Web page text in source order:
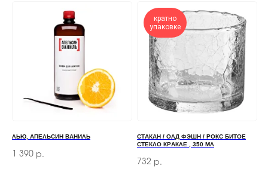
ЛЬЮ, АПЕЛЬСИН ВАНИЛЬ
1 390 р.
кратно
упаковке
СТАКАН / ОЛД ФЭШН / РОКС БИТОЕ
СТЕКЛО КРАКЛЕ , 350 МЛ
732 р.
+7 (966) 077-55-50
TELEGRAM
ПЕРЕД ПОСЕЩЕНИЕМ ОФИСА, ПОЖАЛУЙСТА,